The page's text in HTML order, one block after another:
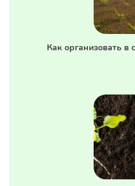
Как организовать в